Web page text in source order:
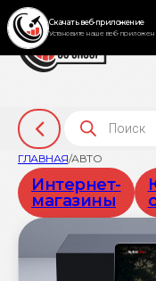
ГЛАВНАЯ/АВТО
Интернет-
магазины